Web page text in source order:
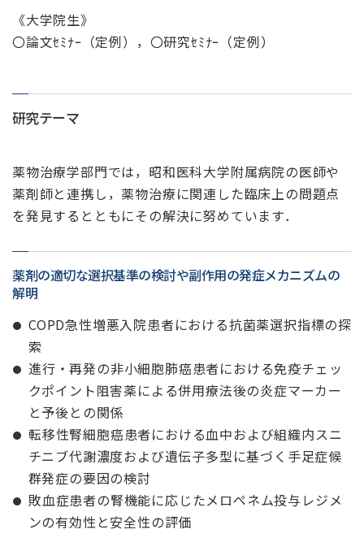
《大学院生》
〇論文ｾﾐﾅｰ（定例），〇研究ｾﾐﾅｰ（定例）
研究テーマ
薬物治療学部門では，昭和医科大学附属病院の医師や
薬剤師と連携し，薬物治療に関連した臨床上の問題点
を発見するとともにその解決に努めています．
薬剤の適切な選択基準の検討や副作用の発症メカニズムの
解明
COPD急性増悪入院患者における抗菌薬選択指標の探
索
進行・再発の非小細胞肺癌患者における免疫チェッ
クポイント阻害薬による併用療法後の炎症マーカー
と予後との関係
転移性腎細胞癌患者における血中および組織内スニ
チニブ代謝濃度および遺伝子多型に基づく手足症候
群発症の要因の検討
敗血症患者の腎機能に応じたメロペネム投与レジメ
ンの有効性と安全性の評価